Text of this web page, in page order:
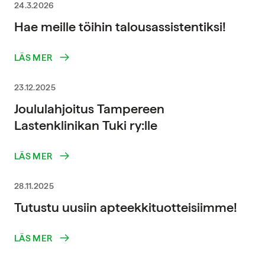
24.3.2026
Hae meille töihin talousassistentiksi!
LÄS MER
23.12.2025
Joululahjoitus Tampereen
Lastenklinikan Tuki ry:lle
LÄS MER
28.11.2025
Tutustu uusiin apteekkituotteisiimme!
LÄS MER